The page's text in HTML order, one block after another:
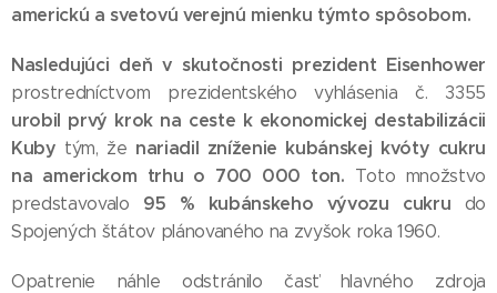
americkú a svetovú verejnú mienku týmto spôsobom.
Nasledujúci deň v skutočnosti prezident Eisenhower
prostredníctvom prezidentského vyhlásenia č. 3355
urobil prvý krok na ceste k ekonomickej destabilizácii
Kuby tým, že nariadil zníženie kubánskej kvóty cukru
na americkom trhu o 700 000 ton. Toto množstvo
predstavovalo 95 % kubánskeho vývozu cukru do
Spojených štátov plánovaného na zvyšok roka 1960.
Opatrenie náhle odstránilo časť hlavného zdroja